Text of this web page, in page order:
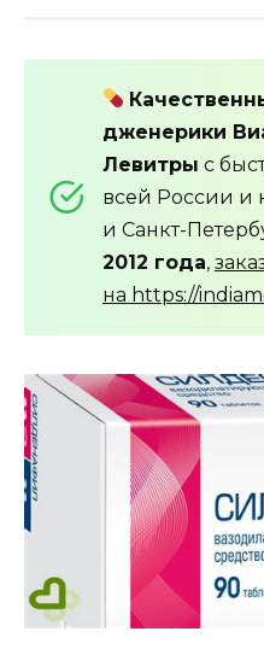
дженерики
Левитры с
всей России и
и Санкт-
2012 года,
на https://